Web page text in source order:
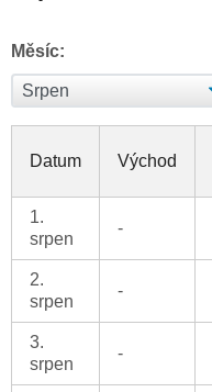
Měsíc:
Datum Východ
1.
srpen
-
2.
srpen
-
3.
srpen
-